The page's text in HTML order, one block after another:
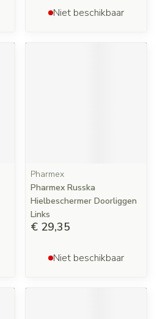
Niet beschikbaar
Pharmex
Pharmex Russka
Hielbeschermer Doorliggen
Links
€ 29,35
Niet beschikbaar